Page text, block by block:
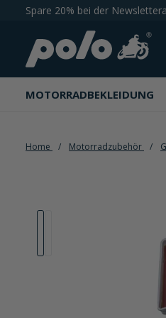
Zur Hauptnavigation
Spare 20% bei der
MOTORRADBEKLEIDUNG
Home Motorradzubehör